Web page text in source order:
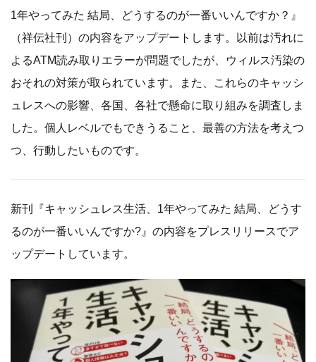
1年やってみた 結局、どうするのが一番いいんですか？』
（祥伝社刊）の内容をアップデートします。以前は汚れに
よるATM読み取りエラーが問題でしたが、ウィルス汚染の
おそれの対策が取られています。また、これらのキャッシ
ュレスへの影響、各国、各社で懸命に取り組みを調査しま
した。個人レベルでもできうること、最善の方法を考えつ
つ、行動したいものです。
新刊『キャッシュレス生活、1年やってみた 結局、どうす
るのが一番いいんですか?』の内容をプレスリリースでア
ップデートしています。